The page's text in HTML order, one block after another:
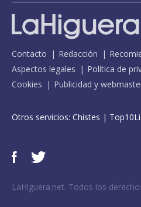
Contacto Redacción
Aspectos legales
Política de
Cookies
Publicidad y
Otros servicios: Chistes |
LaHiguera.net. Todos los